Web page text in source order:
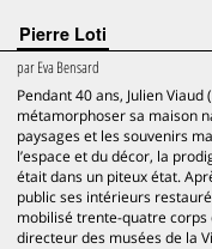
Pierre Loti
parEva Bensard
Pendant 40 ans, Julien Viaud
métamorphoser sa maison
paysages et les souvenirs
l’espace et du décor, la
était dans un piteux état.
public ses intérieurs
mobilisé trente-quatre corps
directeur des musées de la